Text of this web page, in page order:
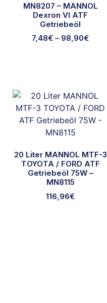
MN8207 – MANNOL
Dexron VI ATF
Getriebeöl
7,48€ – 98,90€
20 Liter MANNOL MTF-3
TOYOTA / FORD ATF
Getriebeöl 75W –
MN8115
116,96€